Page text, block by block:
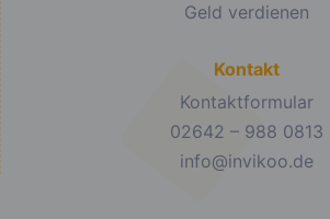
Geld verdienen
Kontakt
Kontaktformular
02642 – 988 0813
info@invikoo.de